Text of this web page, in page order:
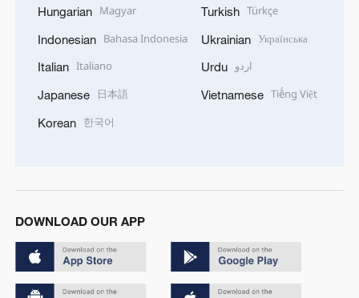
Hungarian Magyar
Indonesian Bahasa Indonesia
Italian Italiano
Japanese 日本語
Korean 한국어
Turkish Türkçe
Ukrainian Українська
Urdu اردو
Vietnamese Tiếng Việt
DOWNLOAD OUR APP